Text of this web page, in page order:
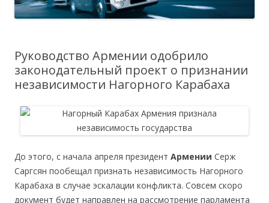
Руководство Армении одобрило
законодательный проект о признании
независимости Нагорного Карабаха
До этого, с начала апреля президент Армении Серж
Саргсян пообещал признать независимость Нагорного
Карабаха в случае эскалации конфликта. Совсем скоро
документ будет направлен на рассмотрение парламента